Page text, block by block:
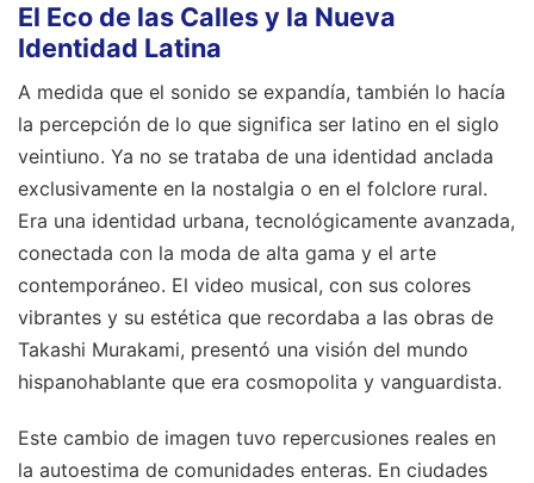
El Eco de las Calles y la Nueva
Identidad Latina
A medida que el sonido se expandía, también lo hacía
la percepción de lo que significa ser latino en el siglo
veintiuno. Ya no se trataba de una identidad anclada
exclusivamente en la nostalgia o en el folclore rural.
Era una identidad urbana, tecnológicamente avanzada,
conectada con la moda de alta gama y el arte
contemporáneo. El video musical, con sus colores
vibrantes y su estética que recordaba a las obras de
Takashi Murakami, presentó una visión del mundo
hispanohablante que era cosmopolita y vanguardista.
Este cambio de imagen tuvo repercusiones reales en
la autoestima de comunidades enteras. En ciudades